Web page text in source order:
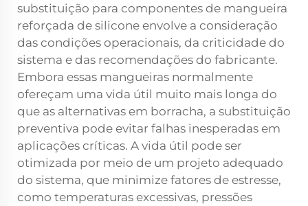
substituição para componentes de mangueira
reforçada de silicone envolve a consideração
das condições operacionais, da criticidade do
sistema e das recomendações do fabricante.
Embora essas mangueiras normalmente
ofereçam uma vida útil muito mais longa do
que as alternativas em borracha, a substituição
preventiva pode evitar falhas inesperadas em
aplicações críticas. A vida útil pode ser
otimizada por meio de um projeto adequado
do sistema, que minimize fatores de estresse,
como temperaturas excessivas, pressões